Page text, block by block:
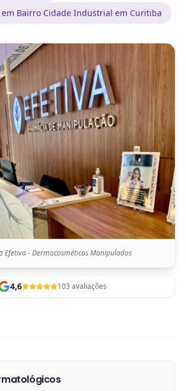
Bairro Cidade Industrial em Curitiba
Efetiva - Dermocosméticos Manipulados
4,6 103 avaliações